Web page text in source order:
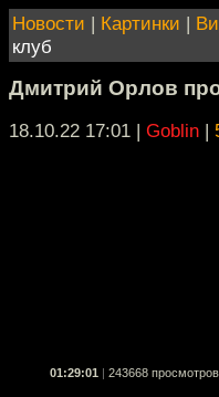
Новости | Картинки |
клуб
Дмитрий Орлов
18.10.22 17:01 | Goblin |
01:29:01 243668 просмотров